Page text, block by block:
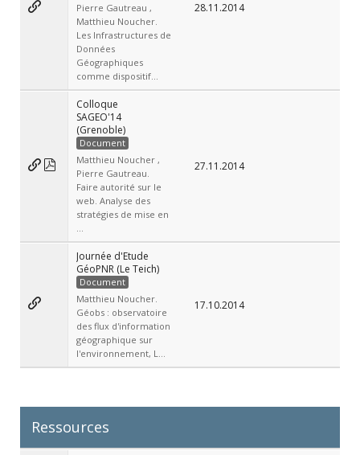
Pierre Gautreau ,
Matthieu Noucher.
Les Infrastructures de
Données
Géographiques
comme dispositif...
28.11.2014
Colloque
SAGEO'14
(Grenoble)
Document
Matthieu Noucher ,
Pierre Gautreau.
Faire autorité sur le
web. Analyse des
stratégies de mise en
...
27.11.2014
Journée d'Etude
GéoPNR (Le Teich)
Document
Matthieu Noucher.
Géobs : observatoire
des flux d'information
géographique sur
l'environnement, L...
17.10.2014
Ressources